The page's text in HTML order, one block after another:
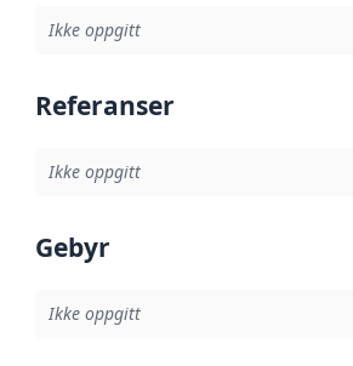
Ikke oppgitt
Referanser
Ikke oppgitt
Gebyr
Ikke oppgitt